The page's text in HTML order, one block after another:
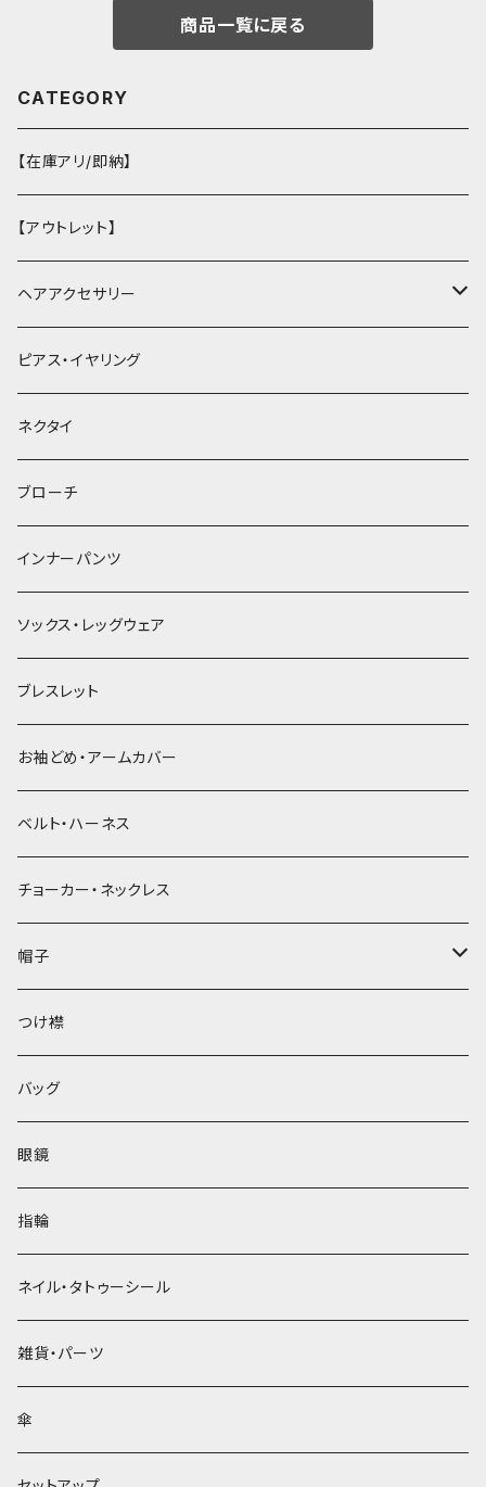
商品一覧に戻る
CATEGORY
【在庫アリ/即納】
【アウトレット】
ヘアアクセサリー
ヘアクリップ
ヘッドドレス・カチューシャ
ヘアゴム
簪
ピアス・イヤリング
ネクタイ
ブローチ
インナーパンツ
ソックス・レッグウェア
ブレスレット
お袖どめ・アームカバー
ベルト・ハーネス
チョーカー・ネックレス
帽子
ベレー帽
つけ襟
バッグ
眼鏡
指輪
ネイル・タトゥーシール
雑貨・パーツ
傘